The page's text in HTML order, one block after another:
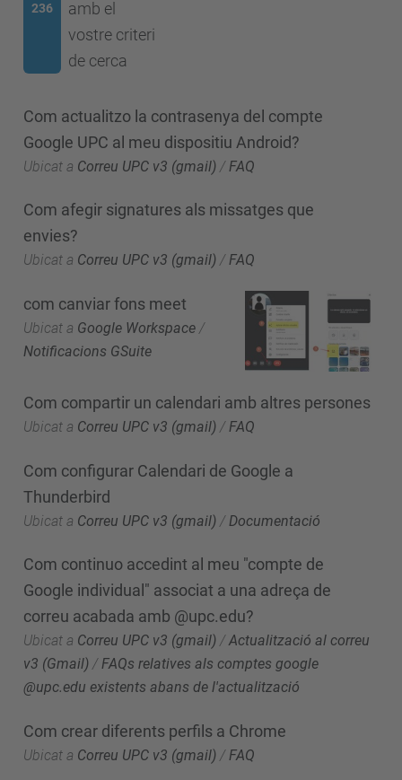
236
amb el
vostre criteri
de cerca
Com actualitzo la contrasenya del compte
Google UPC al meu dispositiu Android?
Ubicat a Correu UPC v3 (gmail) / FAQ
Com afegir signatures als missatges que
envies?
Ubicat a Correu UPC v3 (gmail) /FAQ
com canviar fons meet
Ubicat a Google Workspace /
Notificacions GSuite
Com compartir un calendari amb altres persones
Ubicat a Correu UPC v3 (gmail) /FAQ
Com configurar Calendari de Google a
Thunderbird
Ubicat a Correu UPC v3 (gmail) /Documentació
Com continuo accedint al meu "compte de
Google individual" associat a una adreça de
correu acabada amb @upc.edu?
Ubicat a Correu UPC v3 (gmail) /Actualització al correu
v3 (Gmail) /FAQs relatives als comptes google
@upc.edu existents abans de l'actualització
Com crear diferents perfils a Chrome
Ubicat a Correu UPC v3 (gmail) /FAQ